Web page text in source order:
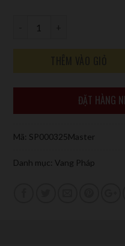
ĐẶT HÀNG
Mã: SP000325Master
Danh mục: Vang Pháp